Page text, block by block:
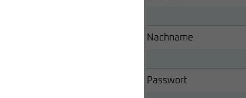
Nachname
Passwort